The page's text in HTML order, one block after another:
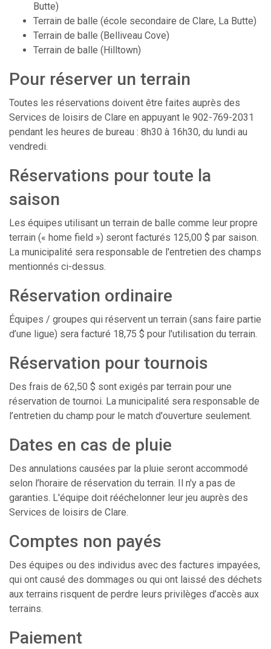
Butte)
Terrain de balle (école secondaire de Clare, La Butte)
Terrain de balle (Belliveau Cove)
Terrain de balle (Hilltown)
Pour réserver un terrain
Toutes les réservations doivent être faites auprès des
Services de loisirs de Clare en appuyant le 902-769-2031
pendant les heures de bureau : 8h30 à 16h30, du lundi au
vendredi.
Réservations pour toute la
saison
Les équipes utilisant un terrain de balle comme leur propre
terrain (« home field ») seront facturés 125,00 $ par saison.
La municipalité sera responsable de l'entretien des champs
mentionnés ci-dessus.
Réservation ordinaire
Équipes / groupes qui réservent un terrain (sans faire partie
d’une ligue) sera facturé 18,75 $ pour l'utilisation du terrain.
Réservation pour tournois
Des frais de 62,50 $ sont exigés par terrain pour une
réservation de tournoi. La municipalité sera responsable de
l’entretien du champ pour le match d'ouverture seulement.
Dates en cas de pluie
Des annulations causées par la pluie seront accommodé
selon l’horaire de réservation du terrain. Il n'y a pas de
garanties. L'équipe doit rééchelonner leur jeu auprès des
Services de loisirs de Clare.
Comptes non payés
Des équipes ou des individus avec des factures impayées,
qui ont causé des dommages ou qui ont laissé des déchets
aux terrains risquent de perdre leurs privilèges d’accès aux
terrains.
Paiement